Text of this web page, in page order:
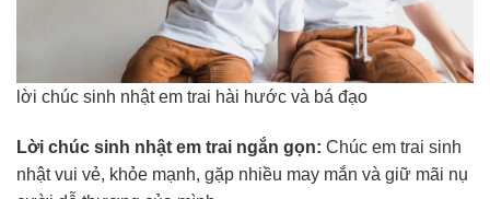
lời chúc sinh nhật em trai hài hước và bá đạo
Lời chúc sinh nhật em trai ngắn gọn: Chúc em trai sinh
nhật vui vẻ, khỏe mạnh, gặp nhiều may mắn và giữ mãi nụ